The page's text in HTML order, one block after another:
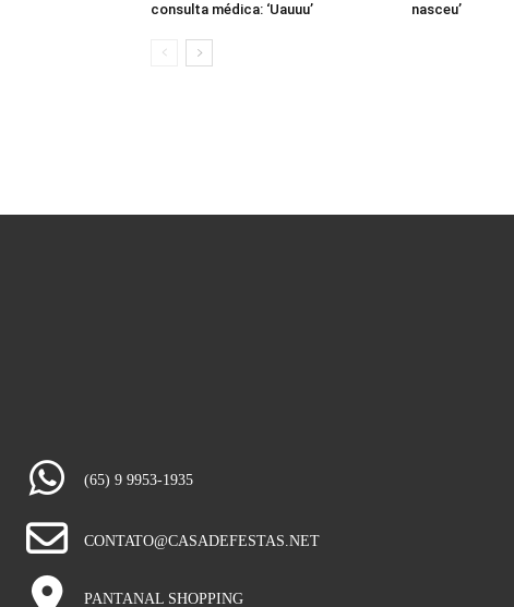
consulta médica: ‘Uauuu’
nasceu’
(65) 9 9953-1935
CONTATO@CASADEFESTAS.NET
PANTANAL SHOPPING